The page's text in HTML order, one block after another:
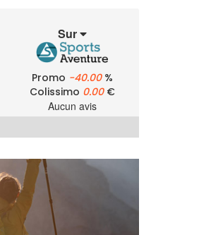
Sur
Promo -40.00%
Colissimo 0.00€
Aucun avis